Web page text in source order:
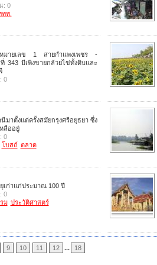
: 0
ทท.
หมายเลข 1 สายกำแพงเพชร -
343 มีเพิงขายกล้วยไข่ทั้งดิบและ
0
มาตั้งแต่ครั้งสมัยกรุงศรีอยุธยา ซึ่ง
ลืออยู่
0
โบสถ์ ตลาด
ก่าแก่ประมาณ 100 ปี
0
ม ประวัติศาสตร์
9 10 11 12 ... 18